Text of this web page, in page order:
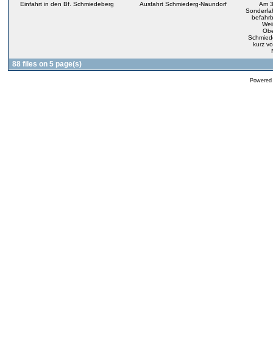
Einfahrt in den Bf. Schmiedeberg
Ausfahrt Schmiederg-Naundorf
Am
kurz
88 files on 5 page(s)